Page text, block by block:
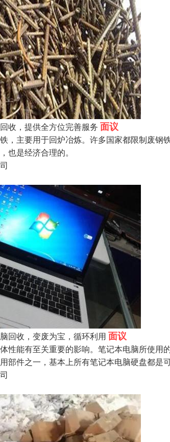
收，提供全方位完善服务 面议
，主要用于回炉冶炼。许多国家都限制废钢
也是经济合理的。
回收，变废为宝，循环利用 面议
性能有至关重要的影响。笔记本电脑所使
部件之一，基本上所有笔记本电脑硬盘都